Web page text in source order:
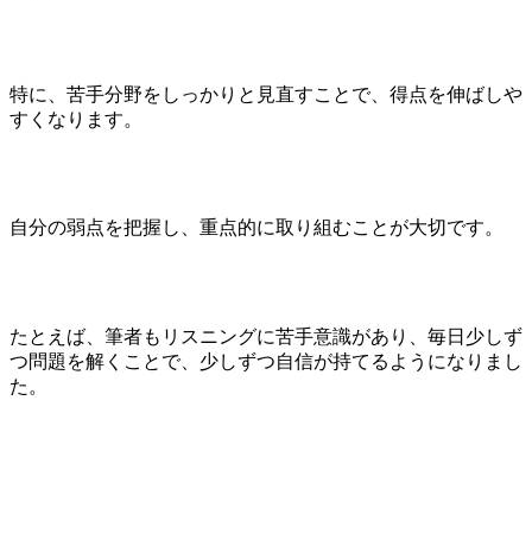
特に、苦手分野をしっかりと見直すことで、得点を伸ばしや
すくなります。
自分の弱点を把握し、重点的に取り組むことが大切です。
たとえば、筆者もリスニングに苦手意識があり、毎日少しず
つ問題を解くことで、少しずつ自信が持てるようになりまし
た。